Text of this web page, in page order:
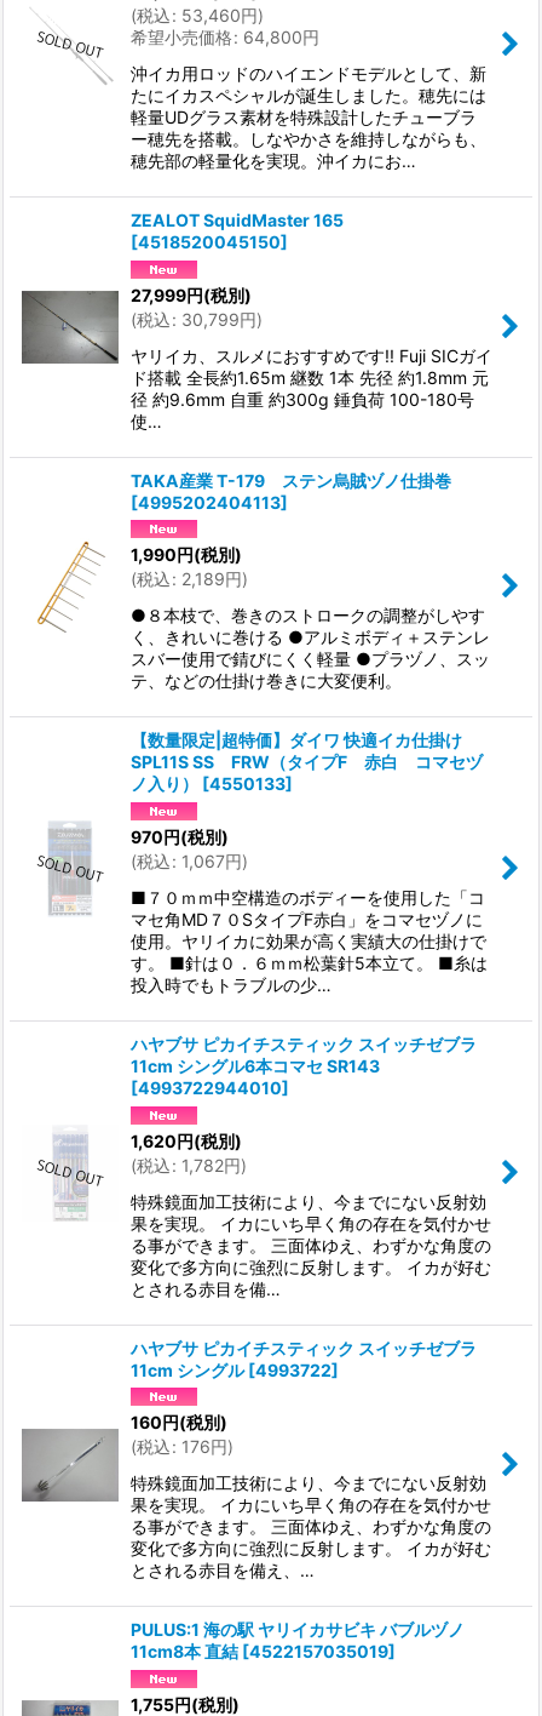
(税込: 53,460円)
希望小売価格: 64,800円
沖イカ用ロッドのハイエンドモデルとして、新
たにイカスペシャルが誕生しました。穂先には
軽量UDグラス素材を特殊設計したチューブラ
ー穂先を搭載。しなやかさを維持しながらも、
穂先部の軽量化を実現。沖イカにお…
ZEALOT SquidMaster 165
[4518520045150]
27,999円(税別)
(税込: 30,799円)
ヤリイカ、スルメにおすすめです!! Fuji SICガイ
ド搭載 全長約1.65m 継数 1本 先径 約1.8mm 元
径 約9.6mm 自重 約300g 錘負荷 100-180号
使…
TAKA産業 T-179 ステン烏賊ヅノ仕掛巻
[4995202404113]
1,990円(税別)
(税込: 2,189円)
●８本枝で、巻きのストロークの調整がしやす
く、きれいに巻ける ●アルミボディ＋ステンレ
スバー使用で錆びにくく軽量 ●プラヅノ、スッ
テ、などの仕掛け巻きに大変便利。
【数量限定|超特価】ダイワ 快適イカ仕掛け
SPL11S SS FRW（タイプF 赤白 コマセヅ
ノ入り）
[4550133]
970円(税別)
(税込: 1,067円)
■７０ｍｍ中空構造のボディーを使用した「コ
マセ角MD７０SタイプF赤白」をコマセヅノに
使用。ヤリイカに効果が高く実績大の仕掛けで
す。 ■針は０．６ｍｍ松葉針5本立て。 ■糸は
投入時でもトラブルの少…
ハヤブサ ピカイチスティック スイッチゼブラ
11cm シングル6本コマセ SR143
[4993722944010]
1,620円(税別)
(税込: 1,782円)
特殊鏡面加工技術により、今までにない反射効
果を実現。 イカにいち早く角の存在を気付かせ
る事ができます。 三面体ゆえ、わずかな角度の
変化で多方向に強烈に反射します。 イカが好む
とされる赤目を備…
ハヤブサ ピカイチスティック スイッチゼブラ
11cm シングル [4993722]
160円(税別)
(税込: 176円)
特殊鏡面加工技術により、今までにない反射効
果を実現。 イカにいち早く角の存在を気付かせ
る事ができます。 三面体ゆえ、わずかな角度の
変化で多方向に強烈に反射します。 イカが好む
とされる赤目を備え、…
PULUS:1 海の駅 ヤリイカサビキ バブルヅノ
11cm8本 直結 [4522157035019]
1,755円(税別)